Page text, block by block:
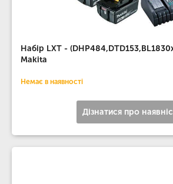
Набір LXT -
Makita
Немає в наявності
Дізнатися про